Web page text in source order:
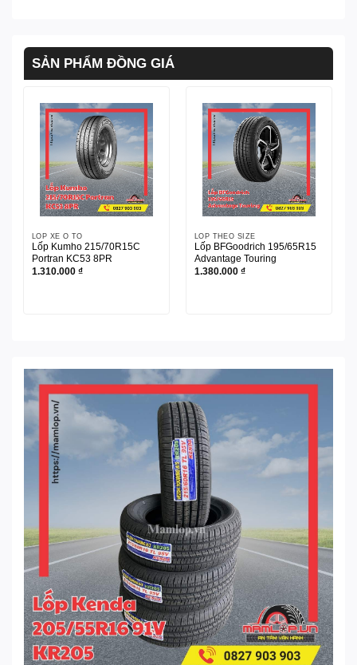
SẢN PHẨM ĐỒNG GIÁ
LỐP XE Ô TÔ
Lốp Kumho 215/70R15C
Portran KC53 8PR
1.310.000 ₫
LỐP THEO SIZE
Lốp BFGoodrich 195/65R15
Advantage Touring
1.380.000 ₫